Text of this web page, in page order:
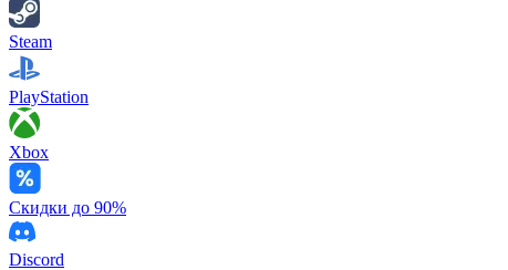
Steam
PlayStation
Xbox
Скидки до 90%
Discord